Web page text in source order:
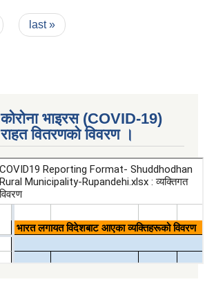
last »
कोरोना भाइरस (COVID-19)
राहत वितरणको विवरण ।